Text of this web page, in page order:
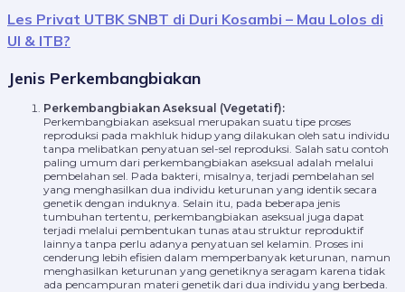
Les Privat UTBK SNBT di Duri Kosambi – Mau Lolos di
UI & ITB?
Jenis Perkembangbiakan
Perkembangbiakan Aseksual (Vegetatif):
Perkembangbiakan aseksual merupakan suatu tipe proses
reproduksi pada makhluk hidup yang dilakukan oleh satu individu
tanpa melibatkan penyatuan sel-sel reproduksi. Salah satu contoh
paling umum dari perkembangbiakan aseksual adalah melalui
pembelahan sel. Pada bakteri, misalnya, terjadi pembelahan sel
yang menghasilkan dua individu keturunan yang identik secara
genetik dengan induknya. Selain itu, pada beberapa jenis
tumbuhan tertentu, perkembangbiakan aseksual juga dapat
terjadi melalui pembentukan tunas atau struktur reproduktif
lainnya tanpa perlu adanya penyatuan sel kelamin. Proses ini
cenderung lebih efisien dalam memperbanyak keturunan, namun
menghasilkan keturunan yang genetiknya seragam karena tidak
ada pencampuran materi genetik dari dua individu yang berbeda.